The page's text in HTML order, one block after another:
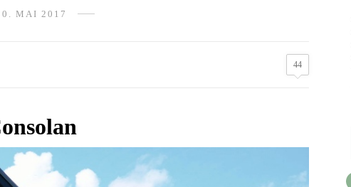
MAI 2017
44